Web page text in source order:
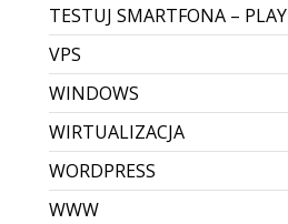
TESTUJ SMARTFONA – PLAY
VPS
WINDOWS
WIRTUALIZACJA
WORDPRESS
WWW